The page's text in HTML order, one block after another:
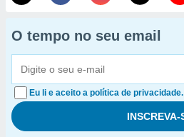
O tempo no seu email
Eu li e aceito a política de privacidade.